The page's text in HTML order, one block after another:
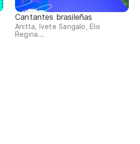
Cantantes brasileñas
Anitta, Ivete Sangalo, Elis
Regina...